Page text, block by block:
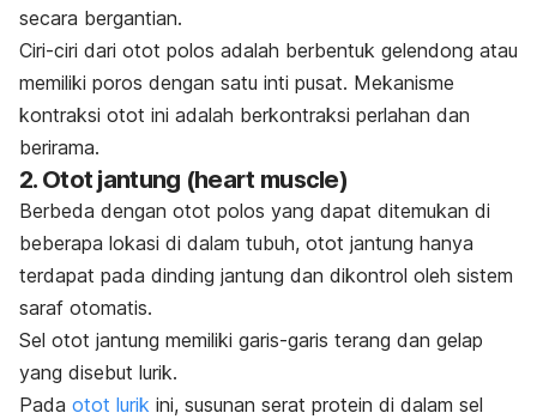
secara bergantian.
Ciri-ciri dari otot polos adalah berbentuk gelendong atau
memiliki poros dengan satu inti pusat. Mekanisme
kontraksi otot ini adalah berkontraksi perlahan dan
berirama.
2. Otot jantung (heart muscle)
Berbeda dengan otot polos yang dapat ditemukan di
beberapa lokasi di dalam tubuh, otot jantung hanya
terdapat pada dinding jantung dan dikontrol oleh sistem
saraf otomatis.
Sel otot jantung memiliki garis-garis terang dan gelap
yang disebut lurik.
Pada otot lurik ini, susunan serat protein di dalam sel